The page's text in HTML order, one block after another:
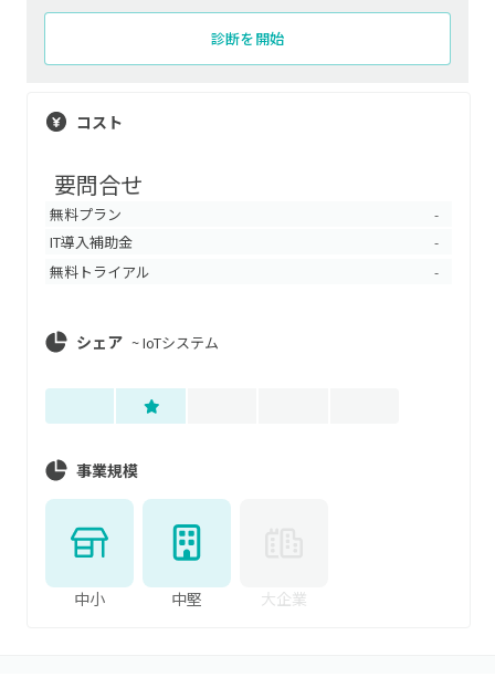
診断を開始
コスト
要問合せ
無料プラン -
IT導入補助金 -
無料トライアル -
シェア ~IoTシステム
事業規模
中小 中堅 大企業